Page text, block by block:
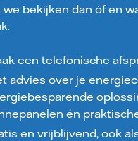
we bekijken dan óf en
een telefonische
advies over je
én
en vrijblijvend, ook